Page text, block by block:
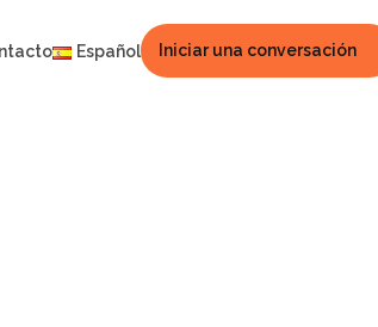
Español Iniciar una conversación